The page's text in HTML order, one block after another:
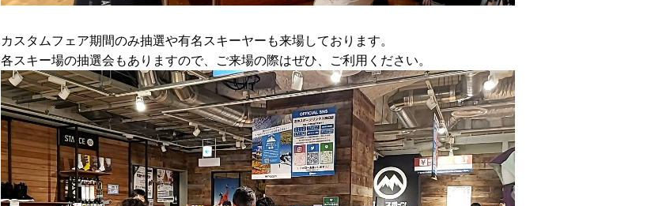
カスタムフェア期間のみ抽選や有名スキーヤーも来場しております。
各スキー場の抽選会もありますので、ご来場の際はぜひ、ご利用ください。